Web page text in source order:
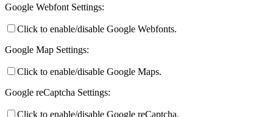
Google Webfont Settings:
Click to enable/disable Google Webfonts.
Google Map Settings:
Click to enable/disable Google Maps.
Google reCaptcha Settings:
Click to enable/disable Google reCaptcha.